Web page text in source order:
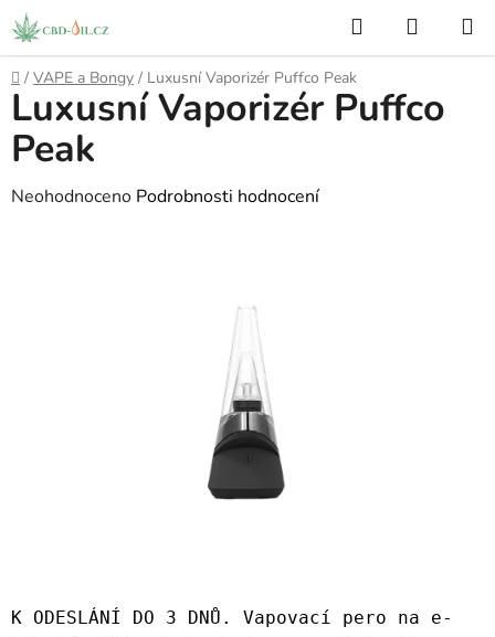
Přejít
na
obsah
Hledat
KOŠÍK
Domů
/ VAPE a Bongy / Luxusní Vaporizér Puffco Peak
K ODESLÁNÍ DO 3 DNŮ. Vapovací pero na e-
Luxusní Vaporizér Puffco
Peak
Průměrné
Neohodnoceno Podrobnosti hodnocení